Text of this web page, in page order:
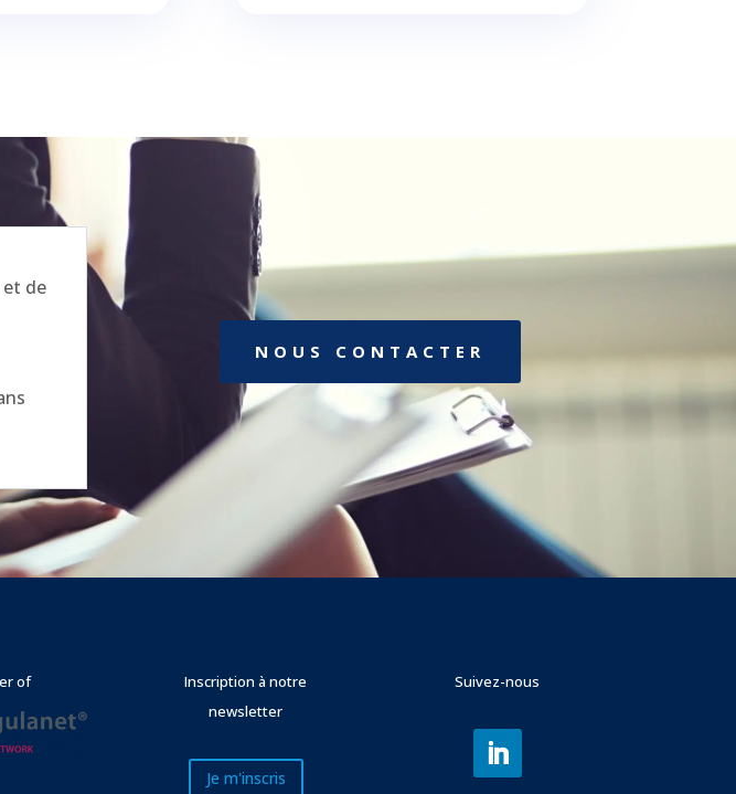
de
NOUS CONTACTER
of
Inscription à notre
newsletter
Je m'inscris
Suivez-nous